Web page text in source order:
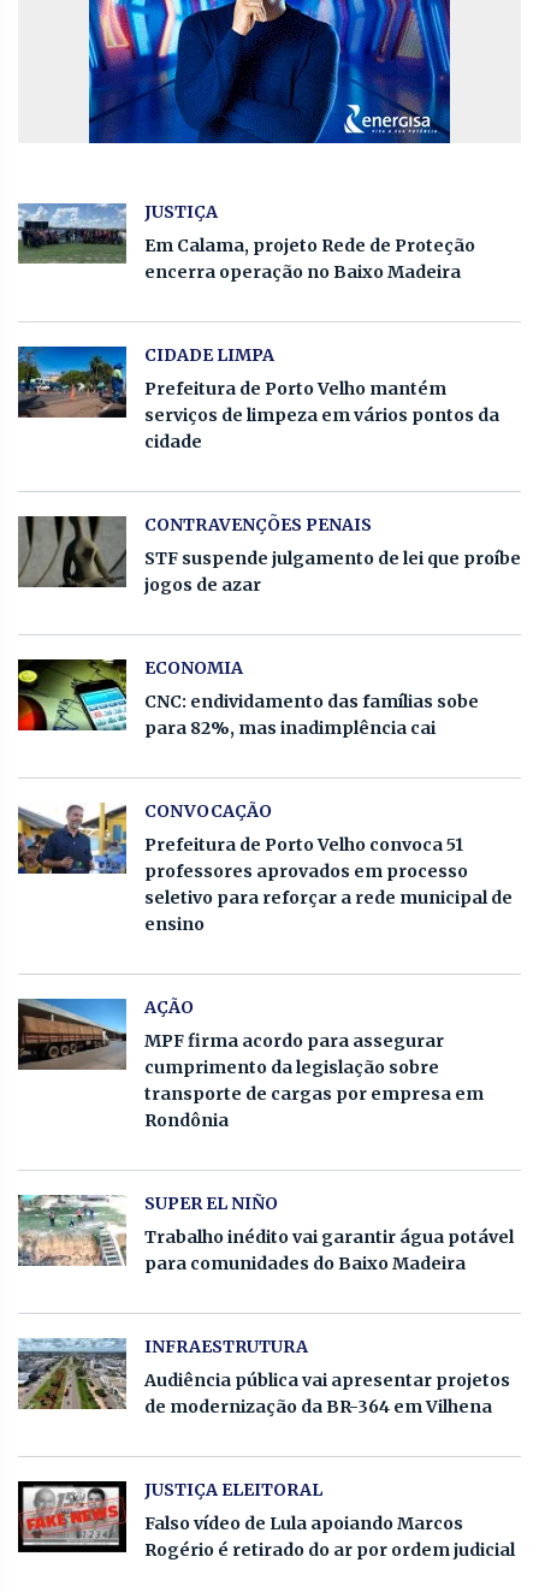
JUSTIÇA
Em Calama, projeto Rede de Proteção
encerra operação no Baixo Madeira
CIDADE LIMPA
Prefeitura de Porto Velho mantém
serviços de limpeza em vários pontos da
cidade
CONTRAVENÇÕES PENAIS
STF suspende julgamento de lei que proíbe
jogos de azar
ECONOMIA
CNC: endividamento das famílias sobe
para 82%, mas inadimplência cai
CONVOCAÇÃO
Prefeitura de Porto Velho convoca 51
professores aprovados em processo
seletivo para reforçar a rede municipal de
ensino
AÇÃO
MPF firma acordo para assegurar
cumprimento da legislação sobre
transporte de cargas por empresa em
Rondônia
SUPER EL NIÑO
Trabalho inédito vai garantir água potável
para comunidades do Baixo Madeira
INFRAESTRUTURA
Audiência pública vai apresentar projetos
de modernização da BR-364 em Vilhena
JUSTIÇA ELEITORAL
Falso vídeo de Lula apoiando Marcos
Rogério é retirado do ar por ordem judicial